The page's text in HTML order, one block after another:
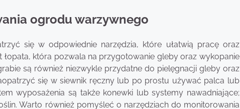
ogrodu warzywnego
się w odpowiednie narzędzia, które ułatwią pracę oraz
która pozwala na przygotowanie gleby oraz wykopanie
są również niezwykle przydatne do pielęgnacji gleby oraz
się w siewnik ręczny lub po prostu używać palca lub
wyposażenia są także konewki lub systemy nawadniające;
Warto również pomyśleć o narzędziach do monitorowania